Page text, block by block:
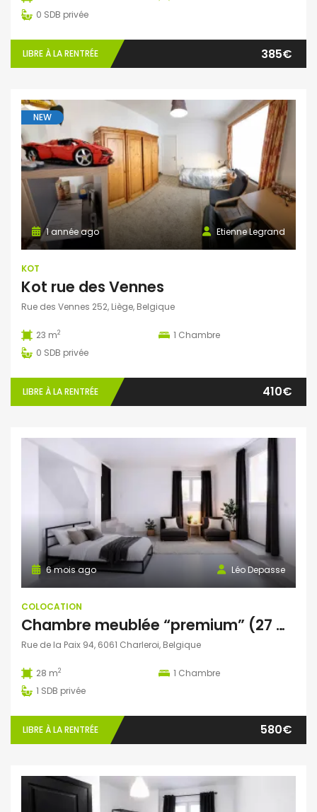
0 SDB privée
LIBRE À LA RENTRÉE 385€
NEW
Etienne Legrand
1 année ago
KOT
Kot rue des Vennes
Rue des Vennes 252, Liège, Belgique
23 m2 1 Chambre
0 SDB privée
LIBRE À LA RENTRÉE 410€
Léo Depasse
6 mois ago
COLOCATION
Chambre meublée “premium” (27 m²) avec salle de douche privative et entrée privative
Rue de la Paix 94, 6061 Charleroi, Belgique
28 m2 1 Chambre
1 SDB privée
LIBRE À LA RENTRÉE 580€